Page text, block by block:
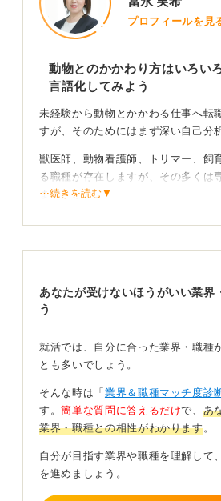
プロフィールを見
動物とのかかわり方はいろい
言語化してみよう
未経験から動物とかかわる仕事へ転
すが、そのためにはまず深い自己分
獣医師、動物看護師、トリマー、飼
る職種が存在しますが、その多くは
ます。
好きを深掘り！ 具体的な職種を
いのか」を自身で深く掘り下げるこ
動物看護師、「動物の可愛らしさに
トリマーやペットショップの店員と
よって目指すべき道は大きく異なり
自分が動物を好きになった理由や理
確にすることで、具体的な職種が絞
部や専門学校といった必要な教育機
⋯続きを読む▼
あなたが受けないほうがいい業界
う
就活では、自分に合った業界・職種
とも多いでしょう。
そんな時は「 業界＆職種マッチ度診
す。簡単な質問に答えるだけで、 あ
業界・職種との相性がわかります。
自分が目指す業界や職種を理解して
を進めましょう。